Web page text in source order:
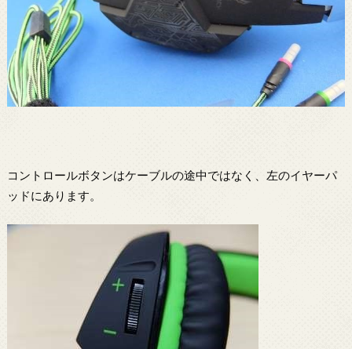
コントロールボタンはケーブルの途中ではなく、左のイヤーパ
ッドにあります。